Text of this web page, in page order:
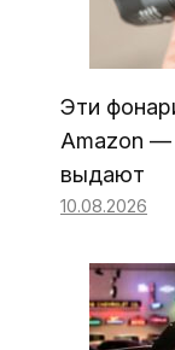
Эти
Amazon —
выдают
10.08.2026